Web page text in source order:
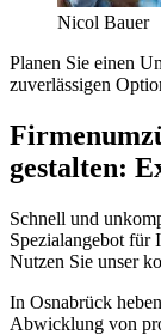
Nicol Bauer
Planen Sie einen
zuverlässigen
gestalten:
Schnell und
Spezialangebot für
Nutzen Sie unser
In Osnabrück
Abwicklung von